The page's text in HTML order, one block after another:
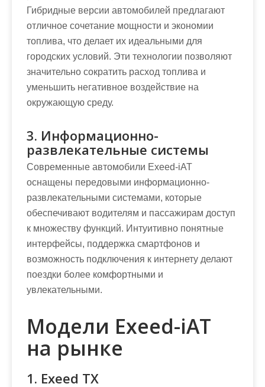
Гибридные версии автомобилей предлагают
отличное сочетание мощности и экономии
топлива, что делает их идеальными для
городских условий. Эти технологии позволяют
значительно сократить расход топлива и
уменьшить негативное воздействие на
окружающую среду.
3. Информационно-
развлекательные системы
Современные автомобили Exeed-iAT
оснащены передовыми информационно-
развлекательными системами, которые
обеспечивают водителям и пассажирам доступ
к множеству функций. Интуитивно понятные
интерфейсы, поддержка смартфонов и
возможность подключения к интернету делают
поездки более комфортными и
увлекательными.
Модели Exeed-iAT
на рынке
1. Exeed TX